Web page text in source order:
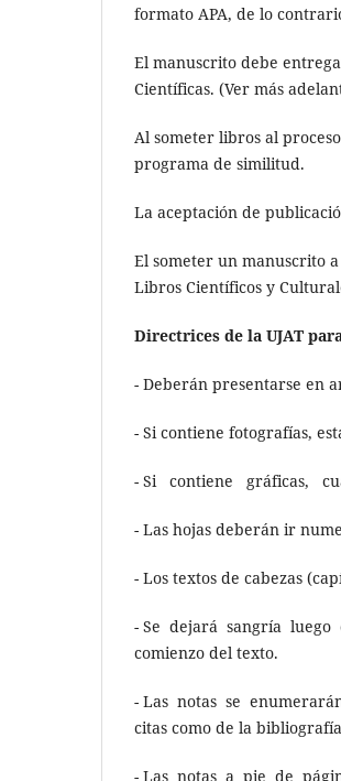
formato APA, de lo
El manuscrito debe
Científicas. (Ver más
Al someter libros al
programa de similitud.
La aceptación de
El someter un manuscrito
Libros Científicos y
Directrices de la UJAT
- Deberán presentarse en
- Si contiene fotografías,
- Si contiene gráficas,
- Las hojas deberán ir
- Los textos de cabezas
- Se dejará sangría
comienzo del texto.
- Las notas se
citas como de la
- Las notas a pie de